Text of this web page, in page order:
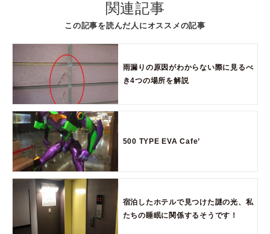
関連記事
この記事を読んだ人にオススメの記事
雨漏りの原因がわからない際に見るべ
き4つの場所を解説
500 TYPE EVA Cafe’
宿泊したホテルで見つけた謎の光、私
たちの睡眠に関係するそうです！